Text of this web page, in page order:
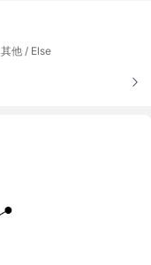
其他 / Else